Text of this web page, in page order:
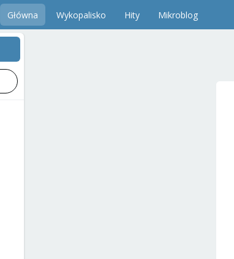
Główna Wykopalisko Hity Mikroblog